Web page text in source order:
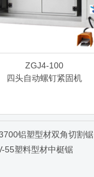
ZGJ4-100
四头自动螺钉紧固机
铝塑型材双角切割锯
55塑料型材中梃锯